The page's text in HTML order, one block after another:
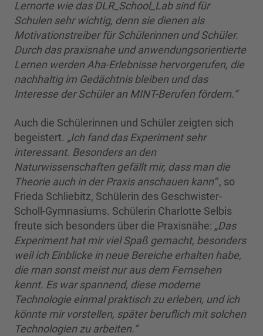
Lernorte wie das DLR_School_Lab sind für
Schulen sehr wichtig, denn sie dienen als
Motivationstreiber für Schülerinnen und Schüler.
Durch das praxisnahe und anwendungsorientierte
Lernen werden Aha-Erlebnisse hervorgerufen, die
nachhaltig im Gedächtnis bleiben und das
Interesse der Schüler an MINT-Berufen fördern.“
Auch die Schülerinnen und Schüler zeigten sich
begeistert. „Ich fand das Experiment sehr
interessant. Besonders an den
Naturwissenschaften gefällt mir, dass man die
Theorie auch in der Praxis anschauen kann“, so
Frieda Schliebitz, Schülerin des Geschwister-
Scholl-Gymnasiums. Schülerin Charlotte Selbis
freute sich besonders über die Praxisnähe: „Das
Experiment hat mir viel Spaß gemacht, besonders
weil ich Einblicke in neue Bereiche erhalten habe,
die man sonst meist nur aus dem Fernsehen
kennt. Es war spannend, diese moderne
Technologie einmal praktisch zu erleben, und ich
könnte mir vorstellen, später beruflich mit solchen
Technologien zu arbeiten.“